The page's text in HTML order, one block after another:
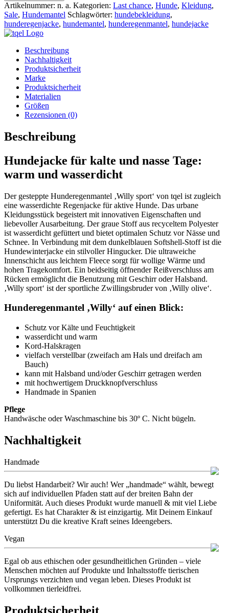
Artikelnummer: n. a. Kategorien: Last chance, Hunde, Kleidung,
Sale, Hundemantel Schlagwörter: hundebekleidung,
hunderegenjacke, hundemantel, hunderegenmantel, hundejacke
Beschreibung
Nachhaltigkeit
Produktsicherheit
Marke
Produktsicherheit
Materialien
Größen
Rezensionen (0)
Beschreibung
Hundejacke für kalte und nasse Tage:
warm und wasserdicht
Der gesteppte Hunderegenmantel ‚Willy sport‘ von tqel ist zugleich
eine wasserdichte Regenjacke für aktive Hunde. Das urbane
Kleidungsstück begeistert mit innovativen Eigenschaften und
liebevoller Ausarbeitung. Der graue Stoff aus recyceltem Polyester
ist wasserdicht gefüttert und bietet optimalen Schutz vor Nässe und
Schnee. In Verbindung mit dem dunkelblauen Softshell-Stoff ist die
Hundewinterjacke ein stilvoller Hingucker. Die ultraweiche
Innenschicht aus leichtem Fleece sorgt für wollige Wärme und
hohen Tragekomfort. Ein beidseitig öffnender Reißverschluss am
Rücken ermöglicht die Benutzung mit Geschirr oder Halsband.
‚Willy sport‘ ist der sportliche Zwillingsbruder von ‚Willy olive‘.
Hunderegenmantel ‚Willy‘ auf einen Blick:
Schutz vor Kälte und Feuchtigkeit
wasserdicht und warm
Kord-Halskragen
vielfach verstellbar (zweifach am Hals und dreifach am
Bauch)
kann mit Halsband und/oder Geschirr getragen werden
mit hochwertigem Druckknopfverschluss
Handmade in Spanien
Pflege
Handwäsche oder Waschmaschine bis 30º C. Nicht bügeln.
Nachhaltigkeit
Handmade
Du liebst Handarbeit? Wir auch! Wer „handmade“ wählt, bewegt
sich auf individuellen Pfaden statt auf der breiten Bahn der
Uniformität. Auch dieses Produkt wurde manuell & mit viel Liebe
gefertigt. Es hat Charakter & ist einzigartig. Mit Deinem Einkauf
unterstützt Du die kreative Kraft seines Ideengebers.
Vegan
Egal ob aus ethischen oder gesundheitlichen Gründen – viele
Menschen möchten auf Produkte und Inhaltsstoffe tierischen
Ursprungs verzichten und vegan leben. Dieses Produkt ist
vollkommen tierleidfrei.
Produktsicherheit